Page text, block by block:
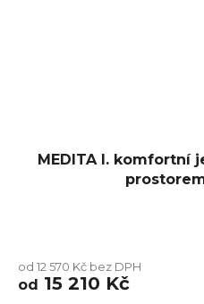
MEDITA I. komfortní
produktu
je
od 12 570 Kč bez DPH
od 15 210 Kč